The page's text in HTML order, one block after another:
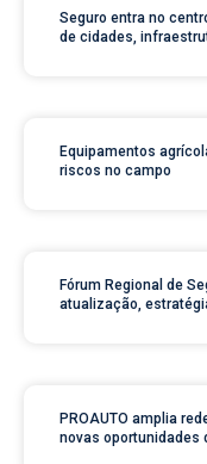
Seguro entra no
de cidades,
Equipamentos
riscos no campo
Fórum Regional de
atualização,
PROAUTO amplia
novas oportunidades